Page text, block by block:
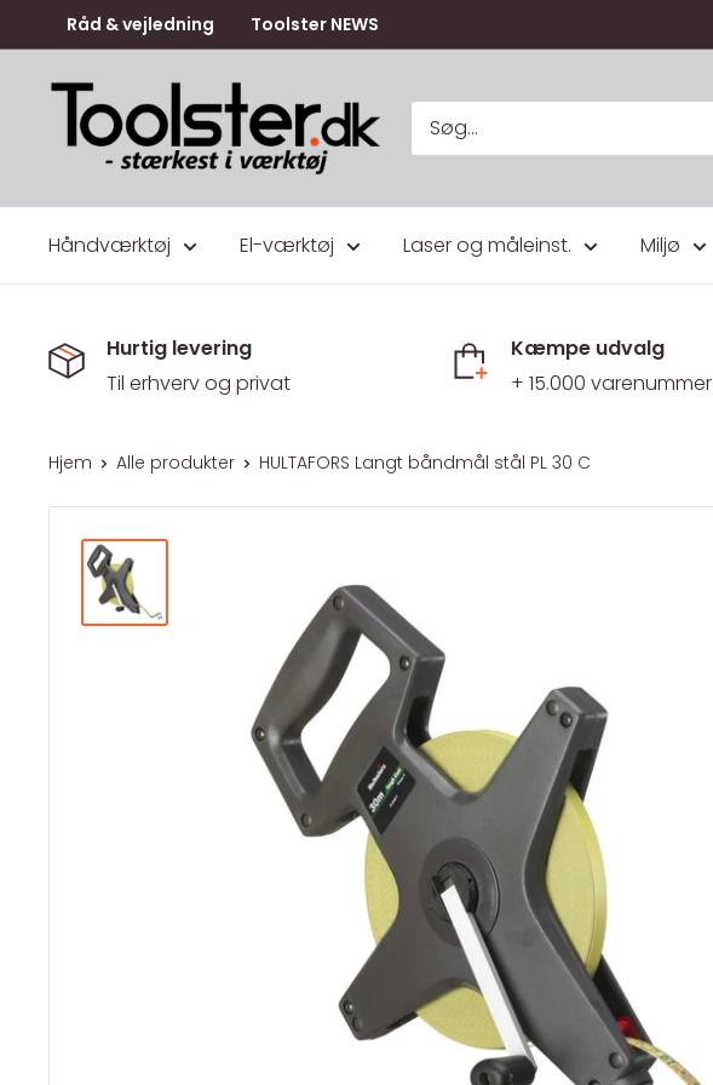
til
indhold
Råd & vejledning Toolster NEWS
Toolster.dk
Håndværktøj El-værktøj Laser og måleinst. Miljø
Hurtig levering
Til erhverv og privat
Kæmpe udvalg
+ 15.000 varenummer
Hjem Alle produkter HULTAFORS Langt båndmål stål PL 30 C